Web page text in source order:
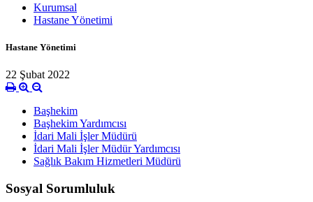
Kurumsal
Hastane Yönetimi
Hastane Yönetimi
22 Şubat 2022
Başhekim
Başhekim Yardımcısı
İdari Mali İşler Müdürü
İdari Mali İşler Müdür Yardımcısı
Sağlık Bakım Hizmetleri Müdürü
Sosyal Sorumluluk